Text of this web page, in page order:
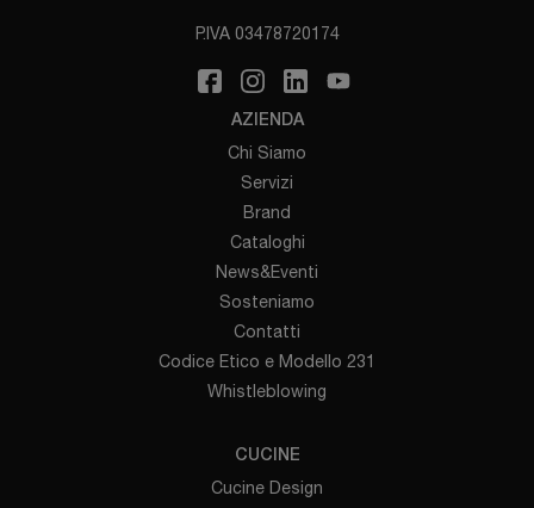
P.IVA 03478720174
AZIENDA
Chi Siamo
Servizi
Brand
Cataloghi
News&Eventi
Sosteniamo
Contatti
Codice Etico e Modello 231
Whistleblowing
CUCINE
Cucine Design